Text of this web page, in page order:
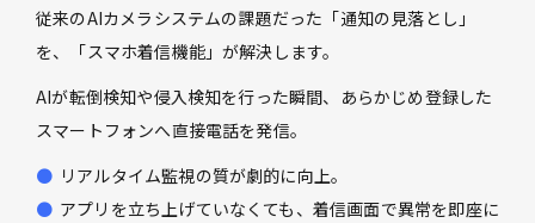
従来のAIカメラシステムの課題だった「通知の見落とし」
を、「スマホ着信機能」が解決します。
AIが転倒検知や侵入検知を行った瞬間、あらかじめ登録した
スマートフォンへ直接電話を発信。
リアルタイム監視の質が劇的に向上。
アプリを立ち上げていなくても、着信画面で異常を即座に